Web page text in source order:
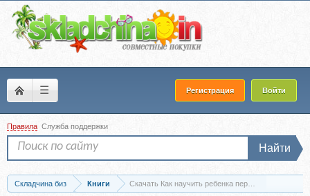
☰ Регистрация Войти
Правила Служба поддержки
Найти
Складчина биз Книги Скачать Как научить ребенка пересказывать. 5-